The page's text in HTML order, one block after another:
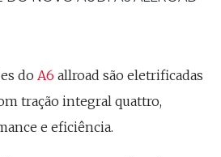
do A6 allroad são eletrificadas
tração integral quattro,
e eficiência.